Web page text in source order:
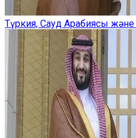
Түркия, Сауд Арабиясы